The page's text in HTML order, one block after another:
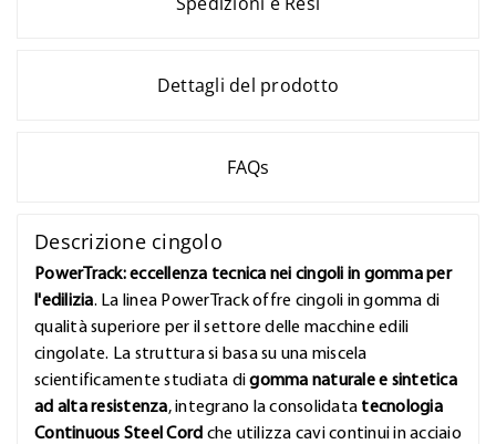
Dettagli del prodotto
FAQs
Descrizione cingolo
PowerTrack: eccellenza tecnica nei cingoli in gomma per
l'edilizia. La linea PowerTrack offre cingoli in gomma di
qualità superiore per il settore delle macchine edili
cingolate. La struttura si basa su una miscela
scientificamente studiata digomma naturale e sintetica
ad alta resistenza, integrano la consolidata tecnologia
Continuous Steel Cord che utilizza cavi continui in acciaio